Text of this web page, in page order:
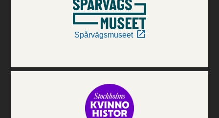
Spårvägsmuseet